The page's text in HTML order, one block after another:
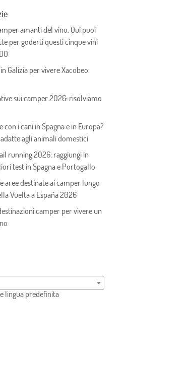
amanti del vino. Qui puoi
per goderti questi cinque vini
Galizia per vivere Xacobeo
sui camper 2026: risolviamo
con i cani in Spagna e in Europa?
agli animali domestici
running 2026: raggiungi in
test in Spagna e Portogallo
aree destinate ai camper lungo
Vuelta a España 2026
camper per vivere un
lingua predefinita